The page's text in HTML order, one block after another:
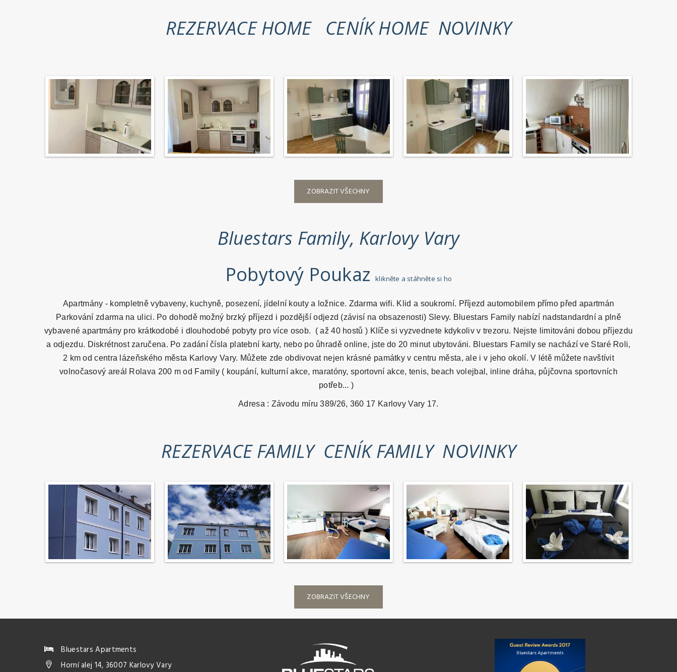
REZERVACE HOME CENÍK HOME NOVINKY
ZOBRAZIT VŠECHNY
Bluestars Family, Karlovy Vary
Pobytový Poukaz
klikněte a stáhněte si ho
Apartmány - kompletně vybaveny, kuchyně, posezení, jídelní kouty a ložnice. Zdarma wifi. Klid a soukromí. Příjezd automobilem přímo před apartmán
Parkování zdarma na ulici. Po dohodě možný brzký příjezd i pozdější odjezd (závisí na obsazenosti) Slevy. Bluestars Family nabízí nadstandardní a plně
vybavené apartmány pro krátkodobé i dlouhodobé pobyty pro více osob. ( až 40 hostů ) Klíče si vyzvednete kdykoliv v trezoru. Nejste limitováni dobou příjezdu
a odjezdu. Diskrétnost zaručena. Po zadání čísla platební karty, nebo po ůhradě online, jste do 20 minut ubytováni. Bluestars Family se nachází ve Staré Roli,
2 km od centra lázeňského města Karlovy Vary. Můžete zde obdivovat nejen krásné památky v centru města, ale i v jeho okolí. V létě můžete navštívit
volnočasový areál Rolava 200 m od Family ( koupání, kulturní akce, maratóny, sportovní akce, tenis, beach volejbal, inline dráha, půjčovna sportovních
potřeb... )
Adresa : Závodu míru 389/26, 360 17 Karlovy Vary 17.
REZERVACE FAMILY CENÍK FAMILY NOVINKY
ZOBRAZIT VŠECHNY
Bluestars Apartments
Horní alej 14, 36007 Karlovy Vary